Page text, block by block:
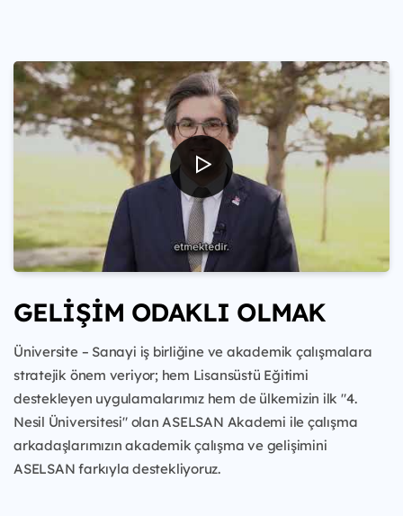
GELİŞİM ODAKLI OLMAK
Üniversite – Sanayi iş birliğine ve akademik çalışmalara
stratejik önem veriyor; hem Lisansüstü Eğitimi
destekleyen uygulamalarımız hem de ülkemizin ilk "4.
Nesil Üniversitesi" olan ASELSAN Akademi ile çalışma
arkadaşlarımızın akademik çalışma ve gelişimini
ASELSAN farkıyla destekliyoruz.